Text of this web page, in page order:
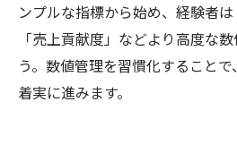
ンプルな指標から始め、経験者は
「売上貢献度」などより高度な
う。数値管理を習慣化すること
着実に進みます。